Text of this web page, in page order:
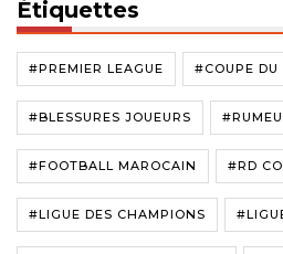
Étiquettes
#PREMIER LEAGUE #COUPE
#BLESSURES JOUEURS
#FOOTBALL MAROCAIN #RD
#LIGUE DES CHAMPIONS